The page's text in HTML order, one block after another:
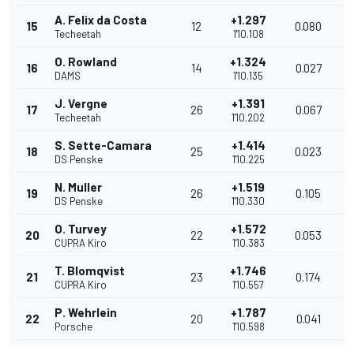
15 A. Felix da Costa
Techeetah
12 +1.297
1'10.108
0.080
16 O. Rowland
DAMS
14 +1.324
1'10.135
0.027
17 J. Vergne
Techeetah
26 +1.391
1'10.202
0.067
18 S. Sette-Camara
DS Penske
25 +1.414
1'10.225
0.023
19 N. Muller
DS Penske
26 +1.519
1'10.330
0.105
20 O. Turvey
CUPRA Kiro
22 +1.572
1'10.383
0.053
21 T. Blomqvist
CUPRA Kiro
23 +1.746
1'10.557
0.174
22 P. Wehrlein
Porsche
20 +1.787
1'10.598
0.041